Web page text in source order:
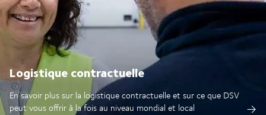
Logistique contractuelle
En savoir plus sur la logistique contractuelle et sur ce que DSV
peut vous offrir à la fois au niveau mondial et local